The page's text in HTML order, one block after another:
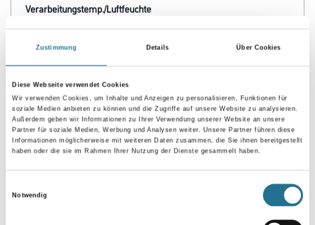
Zustimmung Details Über Cookies
Diese Webseite verwendet Cookies
Wir verwenden Cookies, um Inhalte und Anzeigen zu personalisieren, Funktionen für
soziale Medien anbieten zu können und die Zugriffe auf unsere Website zu analysieren.
Außerdem geben wir Informationen zu Ihrer Verwendung unserer Website an unsere
Partner für soziale Medien, Werbung und Analysen weiter. Unsere Partner führen diese
Informationen möglicherweise mit weiteren Daten zusammen, die Sie ihnen bereitgestellt
haben oder die sie im Rahmen Ihrer Nutzung der Dienste gesammelt haben.
Notwendig
Verarbeitungstemp./Luftfeuchte
- Relative Luftfeuchte: Max. 85 %
ZUSATZINFOS